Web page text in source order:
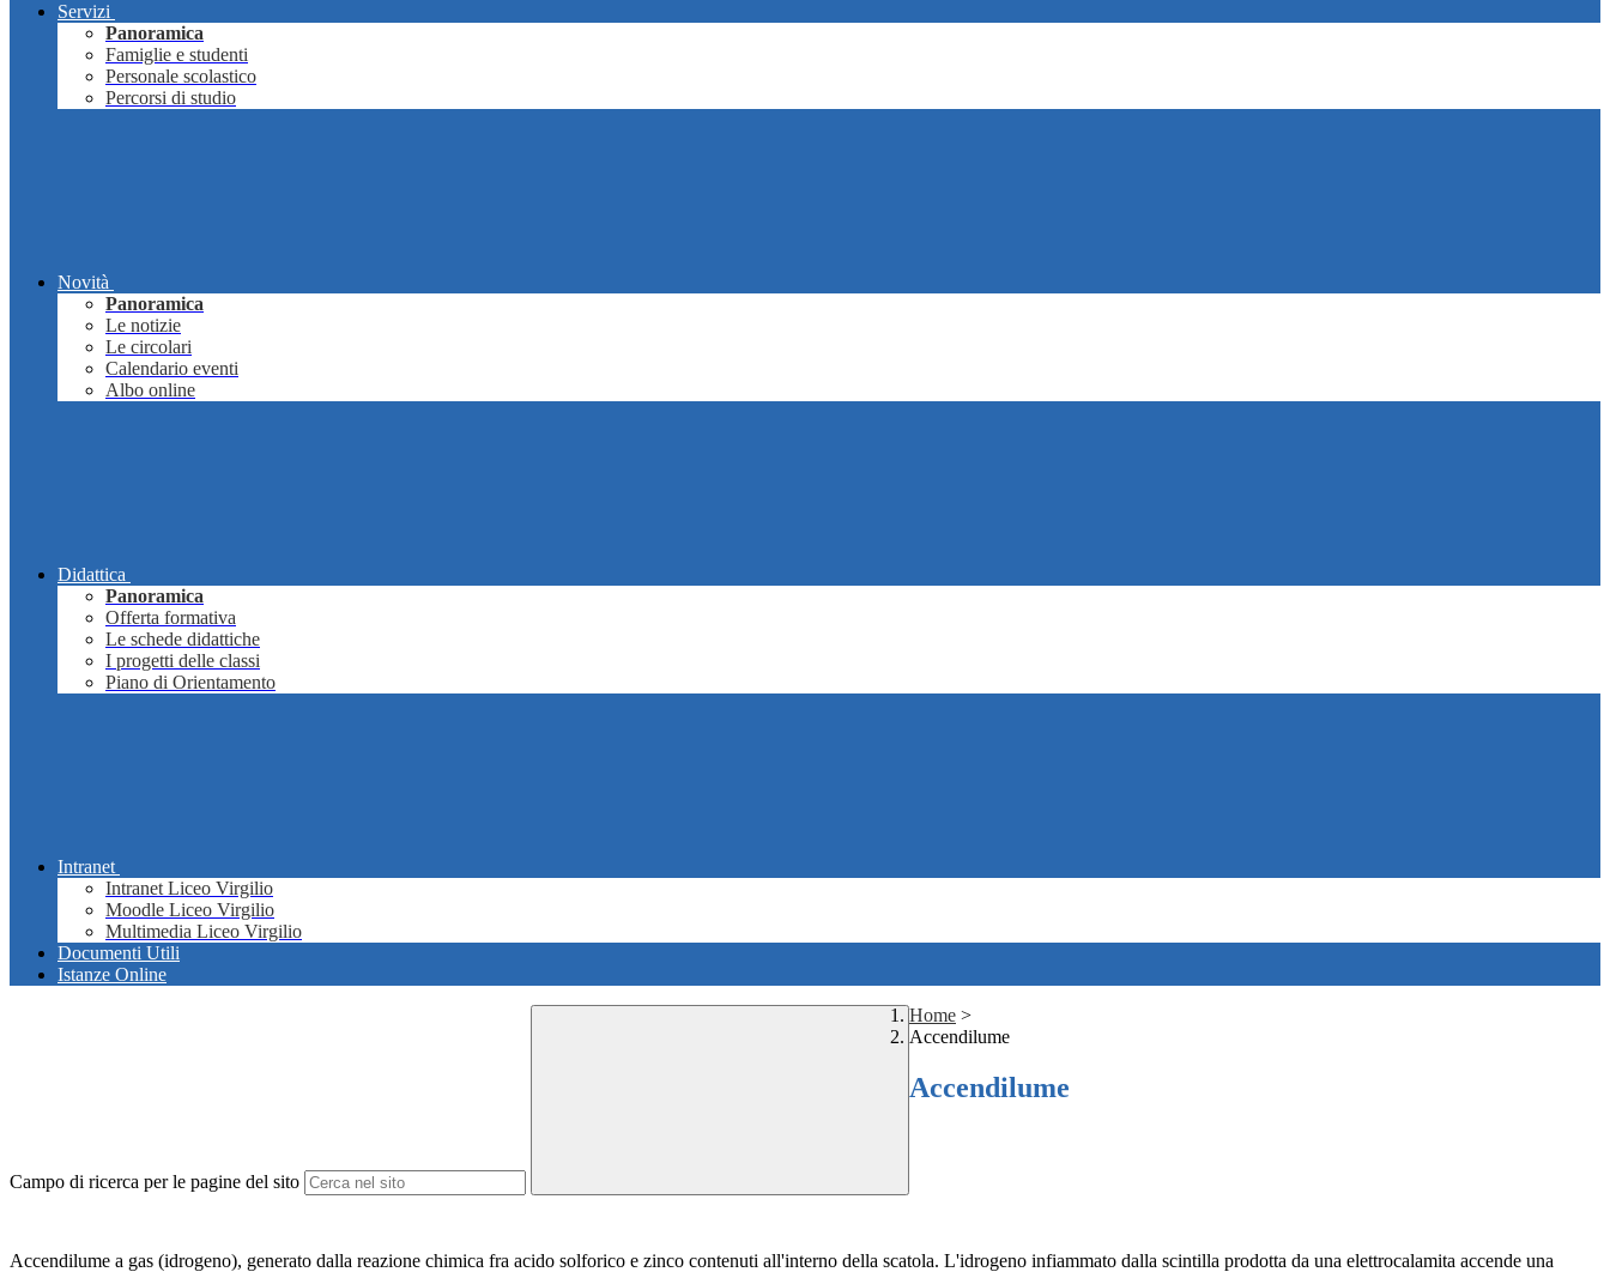
Servizi
Panoramica
Famiglie e studenti
Personale scolastico
Percorsi di studio
Novità
Panoramica
Le notizie
Le circolari
Calendario eventi
Albo online
Didattica
Panoramica
Offerta formativa
Le schede didattiche
I progetti delle classi
Piano di Orientamento
Intranet
Intranet Liceo Virgilio
Moodle Liceo Virgilio
Multimedia Liceo Virgilio
Documenti Utili
Istanze Online
Campo di ricerca per le pagine del sito
Home >
Accendilume
Accendilume
Accendilume a gas (idrogeno), generato dalla reazione chimica fra acido solforico e zinco contenuti all'interno della scatola. L'idrogeno infiammato dalla scintilla prodotta da una elettrocalamita accende una